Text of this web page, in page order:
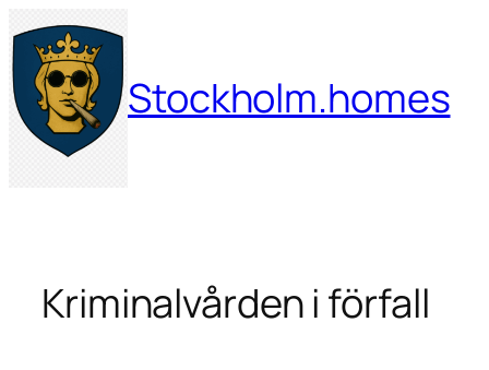
Hoppa
till
innehåll
Stockholm.homes
Kriminalvården i förfall